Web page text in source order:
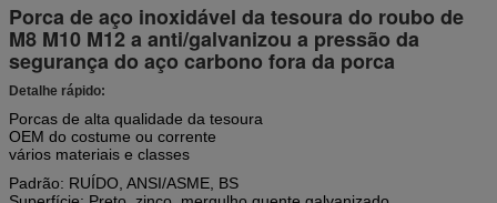
Porca de aço inoxidável da tesoura do roubo de
M8 M10 M12 a anti/galvanizou a pressão da
segurança do aço carbono fora da porca
Detalhe rápido:
Porcas de alta qualidade da tesoura
OEM do costume ou corrente
vários materiais e classes
Padrão: RUÍDO, ANSI/ASME, BS